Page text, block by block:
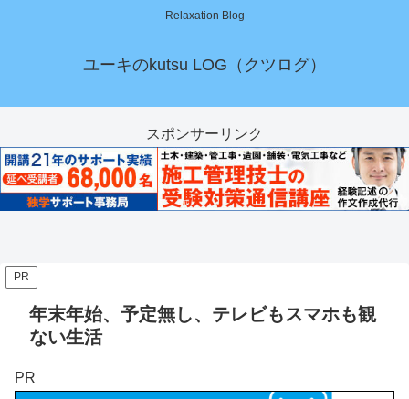
Relaxation Blog
ユーキのkutsu LOG（クツログ）
スポンサーリンク
PR
年末年始、予定無し、テレビもスマホも観
ない生活
PR